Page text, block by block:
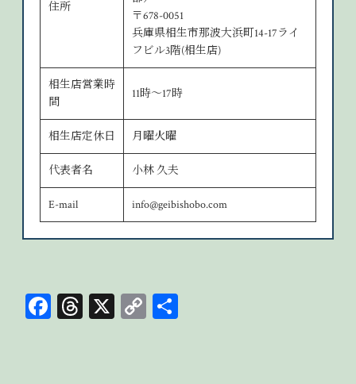
住所
〒678-0051
兵庫県相生市那波大浜町14-17ライ
フビル3階(相生店)
相生店営業時
間
11時～17時
相生店定休日 月曜火曜
代表者名 小林 久夫
E-mail info@geibishobo.com
Fa T X C